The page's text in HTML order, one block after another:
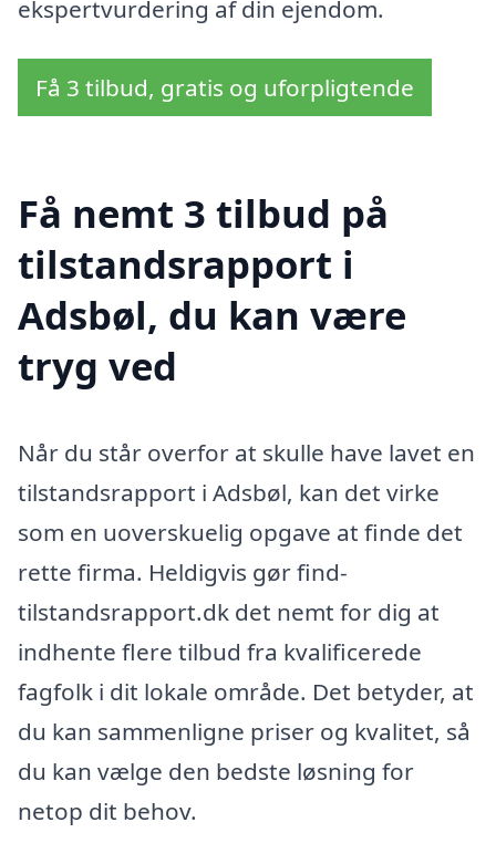
ekspertvurdering af din ejendom.
Få 3 tilbud, gratis og uforpligtende
Få nemt 3 tilbud på
tilstandsrapport i
Adsbøl, du kan være
tryg ved
Når du står overfor at skulle have lavet en
tilstandsrapport i Adsbøl, kan det virke
som en uoverskuelig opgave at finde det
rette firma. Heldigvis gør find-
tilstandsrapport.dk det nemt for dig at
indhente flere tilbud fra kvalificerede
fagfolk i dit lokale område. Det betyder, at
du kan sammenligne priser og kvalitet, så
du kan vælge den bedste løsning for
netop dit behov.